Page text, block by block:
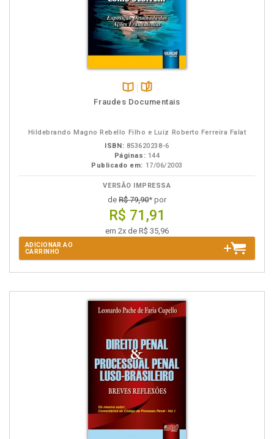
Disponível
páginas
Fraudes Documentais
Hildebrando Magno Rebello Filho e Luiz Roberto Ferreira Falat
ISBN: 853620238-6
Páginas: 144
Publicado em: 17/06/2003
VERSÃO IMPRESSA
de R$ 79,90* por
R$ 71,91
em 2x de R$ 35,96
ADICIONAR AO
CARRINHO